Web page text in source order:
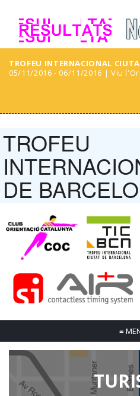
TROFEU INTERNACIONAL
05/11/2016 - 06/11/2016 | Viu
TROFEU
DE
≡